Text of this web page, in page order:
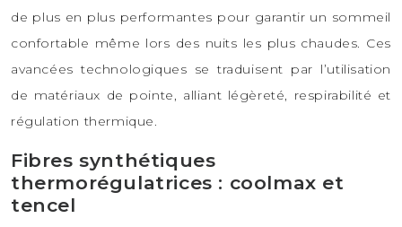
de plus en plus performantes pour garantir un sommeil
confortable même lors des nuits les plus chaudes. Ces
avancées technologiques se traduisent par l’utilisation
de matériaux de pointe, alliant légèreté, respirabilité et
régulation thermique.
Fibres synthétiques
thermorégulatrices : coolmax et
tencel